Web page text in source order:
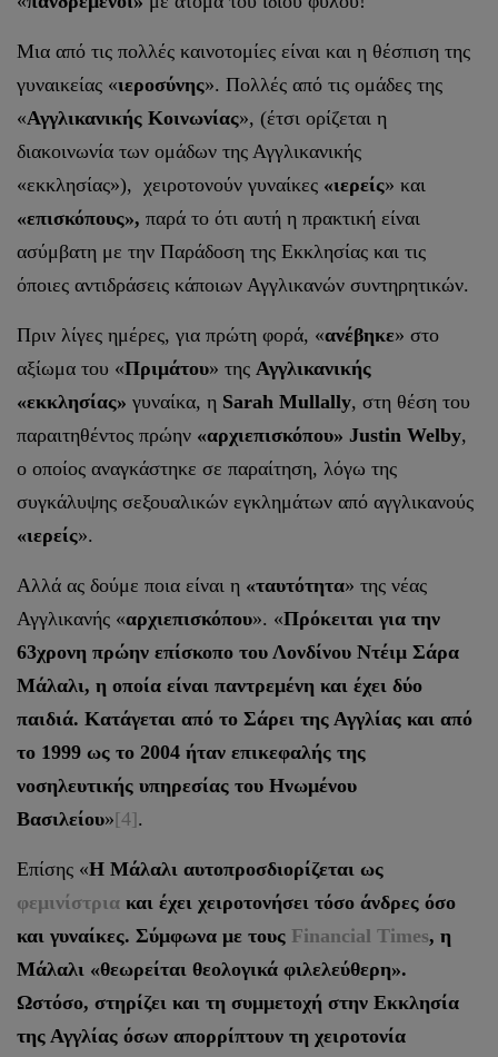
Μια από τις πολλές καινοτομίες είναι και η θέσπιση της
γυναικείας «ιεροσύνης». Πολλές από τις ομάδες της
«Αγγλικανικής Κοινωνίας», (έτσι ορίζεται η
διακοινωνία των ομάδων της Αγγλικανικής
«εκκλησίας»), χειροτονούν γυναίκες «ιερείς» και
«επισκόπους», παρά το ότι αυτή η πρακτική είναι
ασύμβατη με την Παράδοση της Εκκλησίας και τις
όποιες αντιδράσεις κάποιων Αγγλικανών συντηρητικών.
Πριν λίγες ημέρες, για πρώτη φορά, «ανέβηκε» στο
αξίωμα του «Πριμάτου» της Αγγλικανικής
«εκκλησίας» γυναίκα, η Sarah Mullally, στη θέση του
παραιτηθέντος πρώην «αρχιεπισκόπου» Justin Welby,
ο οποίος αναγκάστηκε σε παραίτηση, λόγω της
συγκάλυψης σεξουαλικών εγκλημάτων από αγγλικανούς
«ιερείς».
Αλλά ας δούμε ποια είναι η «ταυτότητα» της νέας
Αγγλικανής «αρχιεπισκόπου». «Πρόκειται για την
63χρονη πρώην επίσκοπο του Λονδίνου Ντέιμ Σάρα
Μάλαλι, η οποία είναι παντρεμένη και έχει δύο
παιδιά. Κατάγεται από το Σάρει της Αγγλίας και από
το 1999 ως το 2004 ήταν επικεφαλής της
νοσηλευτικής υπηρεσίας του Ηνωμένου
Βασιλείου»[4].
Επίσης «Η Μάλαλι αυτοπροσδιορίζεται ως
φεμινίστρια και έχει χειροτονήσει τόσο άνδρες όσο
και γυναίκες. Σύμφωνα με τους Financial Times, η
Μάλαλι «θεωρείται θεολογικά φιλελεύθερη».
Ωστόσο, στηρίζει και τη συμμετοχή στην Εκκλησία
της Αγγλίας όσων απορρίπτουν τη χειροτονία